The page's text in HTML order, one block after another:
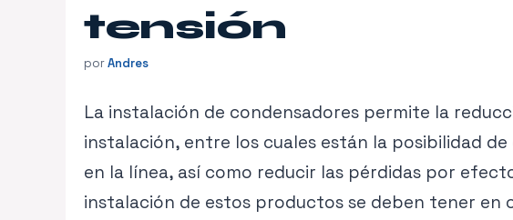
tensión
porAndres
La instalación de condensadores permite la
instalación, entre los cuales están la posibilidad
en la línea, así como reducir las pérdidas por
instalación de estos productos se deben tener en